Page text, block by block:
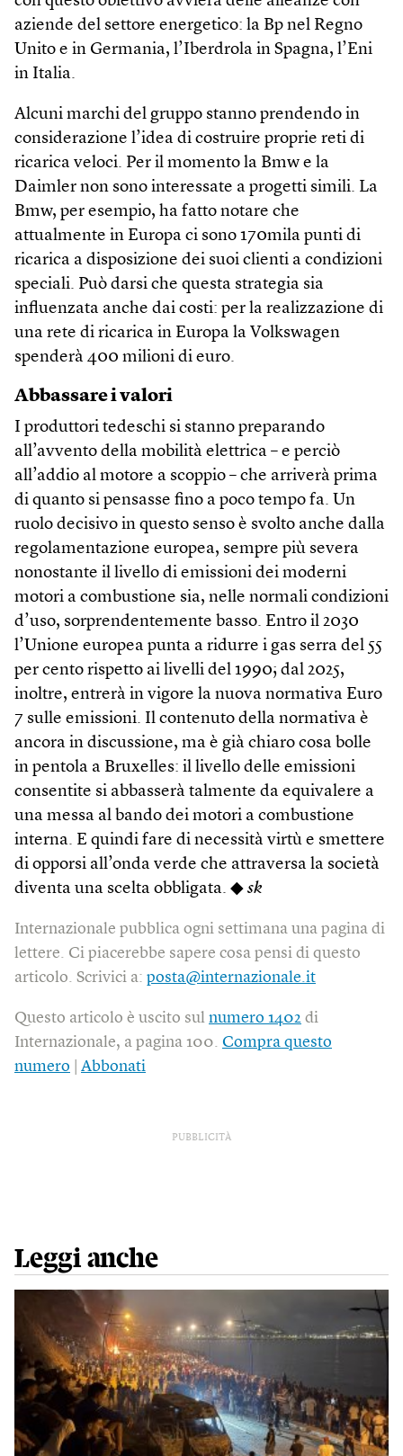
aziende del settore energetico: la Bp nel Regno
Unito e in Germania, l’Iberdrola in Spagna, l’Eni
in Italia.
Alcuni marchi del gruppo stanno prendendo in
considerazione l’idea di costruire proprie reti di
ricarica veloci. Per il momento la Bmw e la
Daimler non sono interessate a progetti simili. La
Bmw, per esempio, ha fatto notare che
attualmente in Europa ci sono 170mila punti di
ricarica a disposizione dei suoi clienti a condizioni
speciali. Può darsi che questa strategia sia
influenzata anche dai costi: per la realizzazione di
una rete di ricarica in Europa la Volkswagen
spenderà 400 milioni di euro.
Abbassare i valori
I produttori tedeschi si stanno preparando
all’avvento della mobilità elettrica – e perciò
all’addio al motore a scoppio – che arriverà prima
di quanto si pensasse fino a poco tempo fa. Un
ruolo decisivo in questo senso è svolto anche dalla
regolamentazione europea, sempre più severa
nonostante il livello di emissioni dei moderni
motori a combustione sia, nelle normali condizioni
d’uso, sorprendentemente basso. Entro il 2030
l’Unione europea punta a ridurre i gas serra del 55
per cento rispetto ai livelli del 1990; dal 2025,
inoltre, entrerà in vigore la nuova normativa Euro
7 sulle emissioni. Il contenuto della normativa è
ancora in discussione, ma è già chiaro cosa bolle
in pentola a Bruxelles: il livello delle emissioni
consentite si abbasserà talmente da equivalere a
una messa al bando dei motori a combustione
interna. E quindi fare di necessità virtù e smettere
di opporsi all’onda verde che attraversa la società
diventa una scelta obbligata. ◆ sk
Internazionale pubblica ogni settimana una pagina di
lettere. Ci piacerebbe sapere cosa pensi di questo
articolo. Scrivici a: posta@internazionale.it
Questo articolo è uscito sul numero 1402 di
Internazionale, a pagina 100. Compra questo
numero
Abbonati
PUBBLICITÀ
Leggi anche